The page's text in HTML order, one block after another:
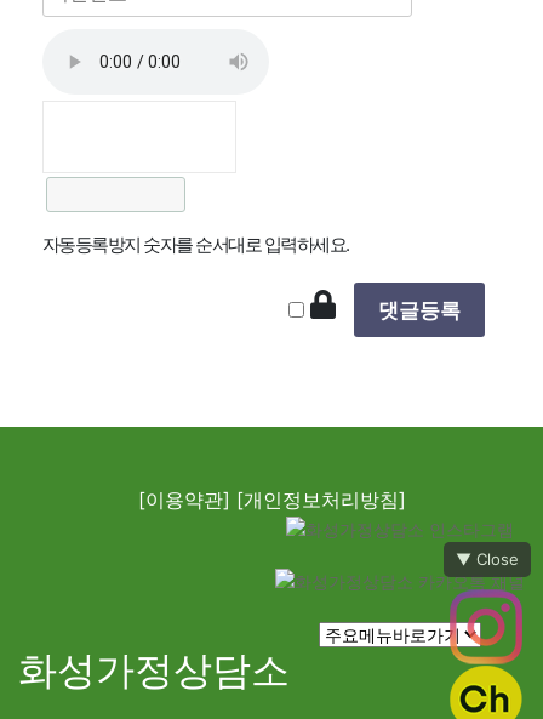
▼ Close
자동등록방지 숫자를 순서대로 입력하세요.
[이용약관] [개인정보처리방침]
화성가정상담소